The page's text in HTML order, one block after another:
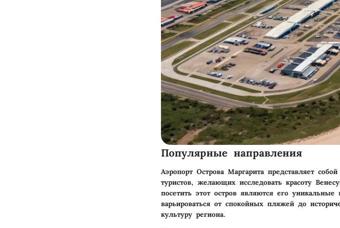
Популярные направления
Аэропорт Острова Маргарита представляет
туристов, желающих исследовать красоту
посетить этот остров являются его
варьироваться от спокойных пляжей до
культуру региона.